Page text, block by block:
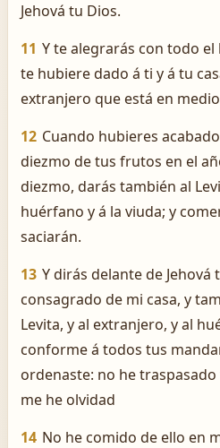
Jehová tu Dios.
11 Y te alegrarás con todo el
te hubiere dado á ti y á tu
extranjero que está en
12 Cuando hubieres
diezmo de tus frutos en el
diezmo, darás también al
huérfano y á la viuda; y
saciarán.
13 Y dirás delante de Jehová
consagrado de mi casa, y
Levita, y al extranjero, y al
conforme á todos tus
ordenaste: no he
me he olvidad
14 No he comido de ello en